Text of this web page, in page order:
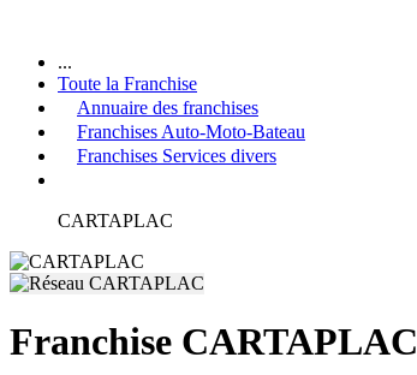
...
Toute la Franchise
Annuaire des franchises
Franchises Auto-Moto-Bateau
Franchises Services divers
CARTAPLAC
Franchise CARTAPLAC